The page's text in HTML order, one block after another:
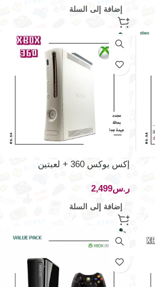
إضافة إلى السلة
إكس بوكس 360 + لعبتين
ر.س
إضافة إلى السلة